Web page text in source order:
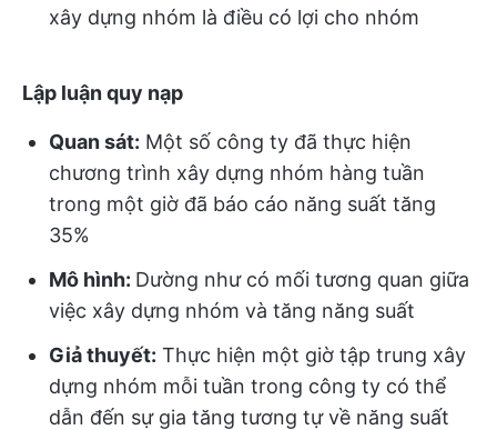
xây dựng nhóm là điều có lợi cho nhóm
Lập luận quy nạp
Quan sát: Một số công ty đã thực hiện
chương trình xây dựng nhóm hàng tuần
trong một giờ đã báo cáo năng suất tăng
35%
Mô hình: Dường như có mối tương quan giữa
việc xây dựng nhóm và tăng năng suất
Giả thuyết: Thực hiện một giờ tập trung xây
dựng nhóm mỗi tuần trong công ty có thể
dẫn đến sự gia tăng tương tự về năng suất